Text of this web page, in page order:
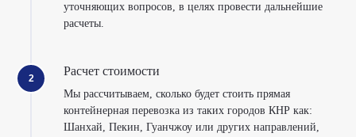
уточняющих вопросов, в целях провести дальнейшие
расчеты.
Расчет стоимости
Мы рассчитываем, сколько будет стоить прямая
контейнерная перевозка из таких городов КНР как:
Шанхай, Пекин, Гуанчжоу или других направлений,